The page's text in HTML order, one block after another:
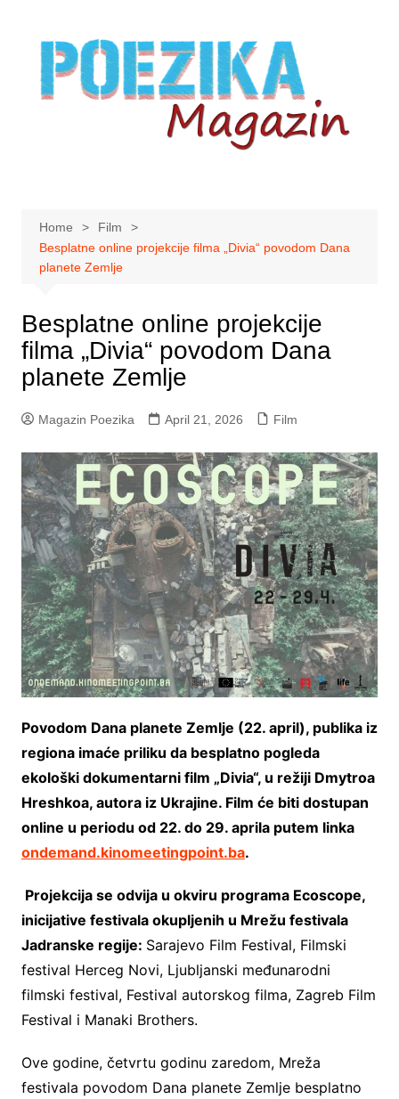
content
Home
Film
Besplatne online projekcije filma „Divia“ povodom Dana
planete Zemlje
Besplatne online projekcije
filma „Divia“ povodom Dana
planete Zemlje
Magazin Poezika April 21, 2026 Film
Povodom Dana planete Zemlje (22. april), publika iz
regiona imaće priliku da besplatno pogleda
ekološki dokumentarni film „Divia“, u režiji Dmytroa
Hreshkoa, autora iz Ukrajine. Film će biti dostupan
online u periodu od 22. do 29. aprila putem linka
ondemand.kinomeetingpoint.ba.
Projekcija se odvija u okviru programa Ecoscope,
inicijative festivala okupljenih u Mrežu festivala
Jadranske regije: Sarajevo Film Festival, Filmski
festival Herceg Novi, Ljubljanski međunarodni
filmski festival, Festival autorskog filma, Zagreb Film
Festival i Manaki Brothers.
Ove godine, četvrtu godinu zaredom, Mreža
festivala povodom Dana planete Zemlje besplatno